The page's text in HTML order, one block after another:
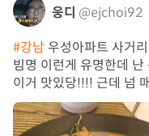
웅디 @ejchoi92
#강남 우성아파트 사거
빔명 이런게 유명한데
이거 맛있당!!!! 근데 넘